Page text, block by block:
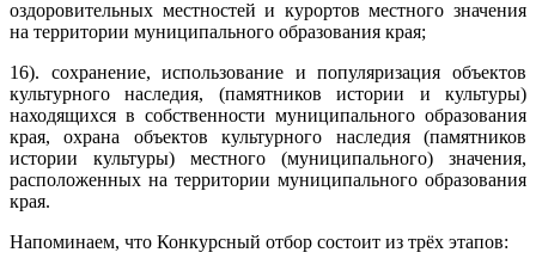
оздоровительных местностей и курортов местного значения
на территории муниципального образования края;
16). сохранение, использование и популяризация объектов
культурного наследия, (памятников истории и культуры)
находящихся в собственности муниципального образования
края, охрана объектов культурного наследия (памятников
истории культуры) местного (муниципального) значения,
расположенных на территории муниципального образования
края.
Напоминаем, что Конкурсный отбор состоит из трёх этапов: